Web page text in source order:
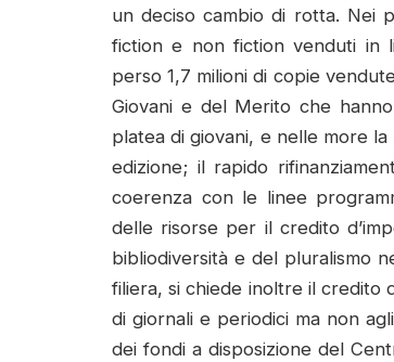
un deciso cambio di rotta. Nei
fiction e non fiction venduti in
perso 1,7 milioni di copie
Giovani e del Merito che
platea di giovani, e nelle more
edizione; il rapido
coerenza con le linee
delle risorse per il credito
bibliodiversità e del pluralismo
filiera, si chiede inoltre il credito
di giornali e periodici ma non
dei fondi a disposizione del